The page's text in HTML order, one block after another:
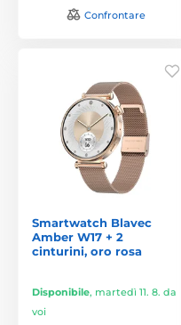
Confrontare
Smartwatch Blavec
Amber W17 + 2
cinturini, oro rosa
Disponibile, martedì 11. 8. da
voi